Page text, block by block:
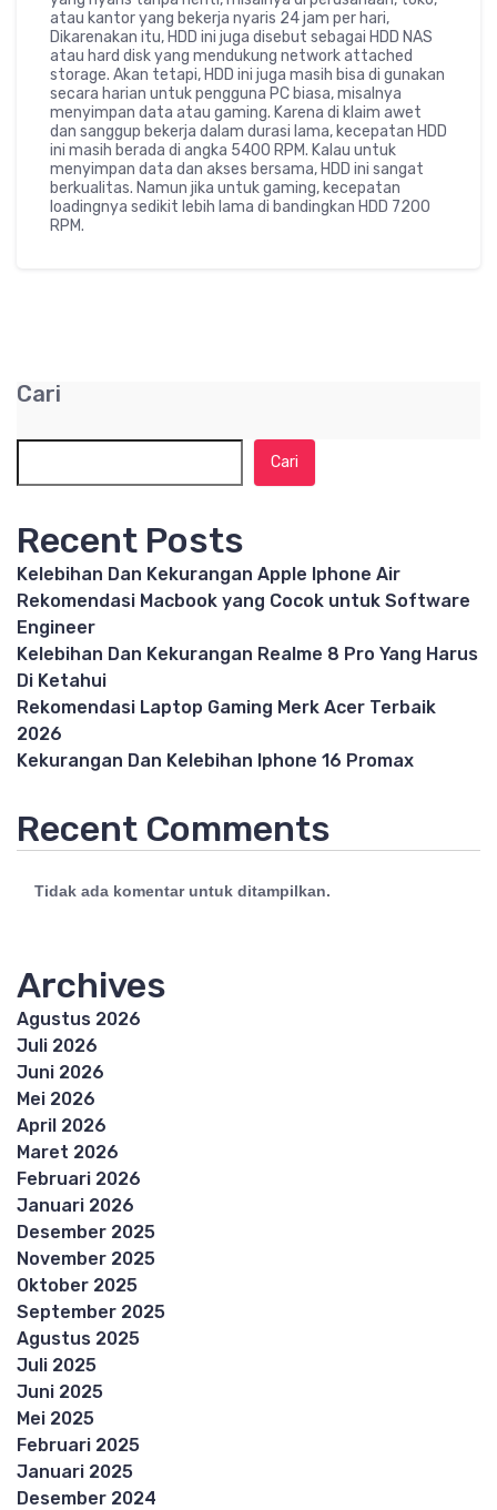
atau kantor yang bekerja nyaris 24 jam per hari,
Dikarenakan itu, HDD ini juga disebut sebagai HDD NAS
atau hard disk yang mendukung network attached
storage. Akan tetapi, HDD ini juga masih bisa di gunakan
secara harian untuk pengguna PC biasa, misalnya
menyimpan data atau gaming. Karena di klaim awet
dan sanggup bekerja dalam durasi lama, kecepatan HDD
ini masih berada di angka 5400 RPM. Kalau untuk
menyimpan data dan akses bersama, HDD ini sangat
berkualitas. Namun jika untuk gaming, kecepatan
loadingnya sedikit lebih lama di bandingkan HDD 7200
RPM.
Cari
Cari
Recent Posts
Kelebihan Dan Kekurangan Apple Iphone Air
Rekomendasi Macbook yang Cocok untuk Software
Engineer
Kelebihan Dan Kekurangan Realme 8 Pro Yang Harus
Di Ketahui
Rekomendasi Laptop Gaming Merk Acer Terbaik
2026
Kekurangan Dan Kelebihan Iphone 16 Promax
Recent Comments
Tidak ada komentar untuk ditampilkan.
Archives
Agustus 2026
Juli 2026
Juni 2026
Mei 2026
April 2026
Maret 2026
Februari 2026
Januari 2026
Desember 2025
November 2025
Oktober 2025
September 2025
Agustus 2025
Juli 2025
Juni 2025
Mei 2025
Februari 2025
Januari 2025
Desember 2024